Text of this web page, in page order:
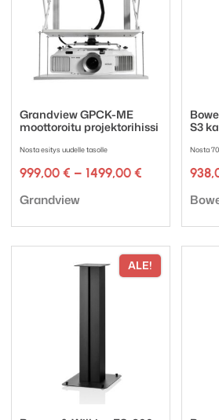
Grandview GPCK-ME
moottoroitu projektorihissi
Nosta esitys uudelle tasolle
999,00 € – 1499,00 € Hintaluokka:
Tuotemerkki:
Grandview
S3
Nosta
ALE!